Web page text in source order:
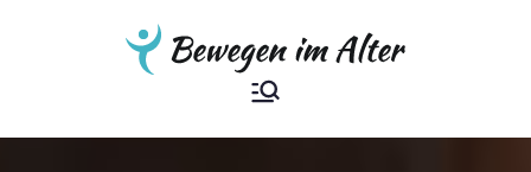
Bewegen im
Der Ratgeber